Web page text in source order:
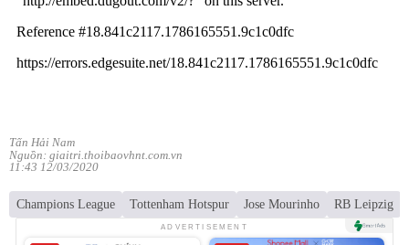
Tấn Hải Nam
Nguồn: giaitri.thoibaovhnt.com.vn
11:43 12/03/2020
Champions League Tottenham Hotspur Jose Mourinho RB Leipzig
ADVERTISEMENT